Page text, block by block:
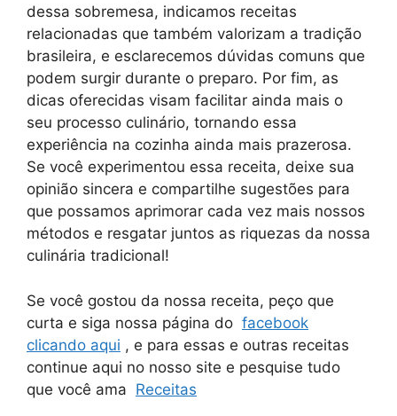
dessa sobremesa, indicamos receitas
relacionadas que também valorizam a tradição
brasileira, e esclarecemos dúvidas comuns que
podem surgir durante o preparo. Por fim, as
dicas oferecidas visam facilitar ainda mais o
seu processo culinário, tornando essa
experiência na cozinha ainda mais prazerosa.
Se você experimentou essa receita, deixe sua
opinião sincera e compartilhe sugestões para
que possamos aprimorar cada vez mais nossos
métodos e resgatar juntos as riquezas da nossa
culinária tradicional!
Se você gostou da nossa receita, peço que
curta e siga nossa página do facebook
clicando aqui , e para essas e outras receitas
continue aqui no nosso site e pesquise tudo
que você ama Receitas